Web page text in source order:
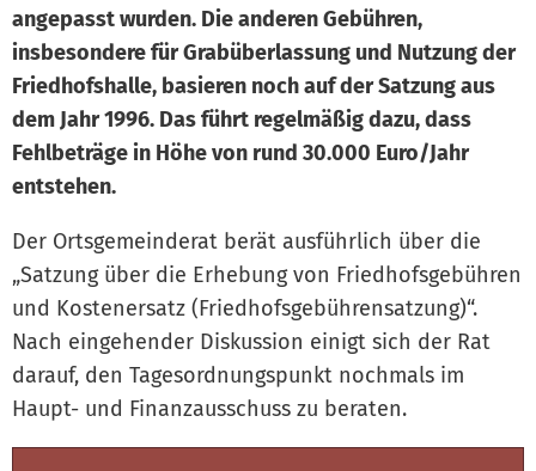
angepasst wurden. Die anderen Gebühren,
insbesondere für Grabüberlassung und Nutzung der
Friedhofshalle, basieren noch auf der Satzung aus
dem Jahr 1996. Das führt regelmäßig dazu, dass
Fehlbeträge in Höhe von rund 30.000 Euro/Jahr
entstehen.
Der Ortsgemeinderat berät ausführlich über die
„Satzung über die Erhebung von Friedhofsgebühren
und Kostenersatz (Friedhofsgebührensatzung)“.
Nach eingehender Diskussion einigt sich der Rat
darauf, den Tagesordnungspunkt nochmals im
Haupt- und Finanzausschuss zu beraten.